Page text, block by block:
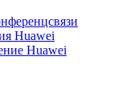
Huawei
Huawei